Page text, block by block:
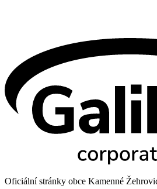
Oficiální stránky obce Kamenné